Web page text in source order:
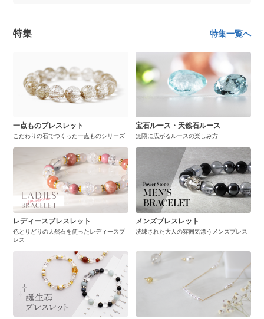
特集 特集一覧へ
一点ものブレスレット
こだわりの石でつくった一点ものシリーズ
宝石ルース・天然石ルース
無限に広がるルースの楽しみ方
レディースブレスレット
色とりどりの天然石を使ったレディースブ
レス
メンズブレスレット
洗練された大人の雰囲気漂うメンズブレス